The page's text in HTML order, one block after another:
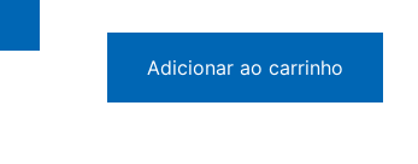
Adicionar ao carrinho